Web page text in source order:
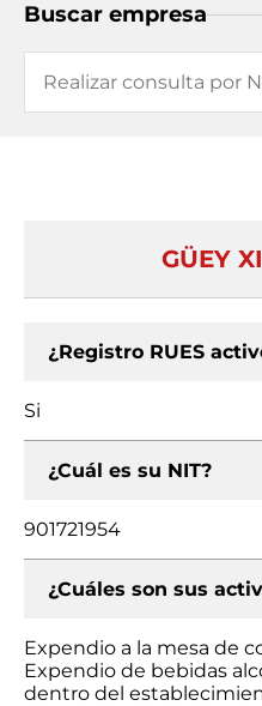
Buscar empresa
GÜEY
¿Registro RUES
Si
¿Cuál es su NIT?
901721954
¿Cuáles son sus
Expendio a la mesa de
Expendio de bebidas
dentro del